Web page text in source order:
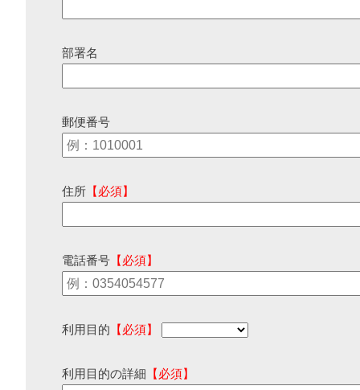
部署名
郵便番号
住所 【必須】
電話番号 【必須】
利用目的 【必須】
利用目的の詳細 【必須】